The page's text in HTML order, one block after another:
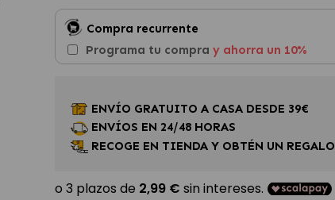
Compra recurrente
Programa tu compra y ahorra un 10%
ENVÍO GRATUITO A CASA DESDE 39€
ENVÍOS EN 24/48 HORAS
RECOGE EN TIENDA Y OBTÉN UN REGALO